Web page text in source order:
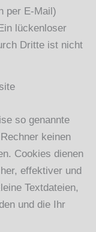
per E-Mail)
lückenloser
Dritte ist nicht
so genannte
keinen
Cookies dienen
effektiver und
Textdateien,
und die Ihr